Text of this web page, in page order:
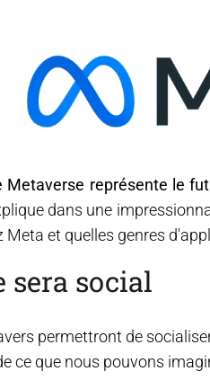
Metaverse représente le
dans une
Meta et quelles genres
sera social
permettront de
ce que nous pouvons